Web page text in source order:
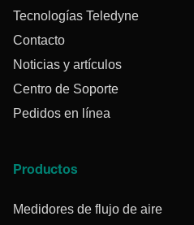
Tecnologías Teledyne
Contacto
Noticias y artículos
Centro de Soporte
Pedidos en línea
Productos
Medidores de flujo de aire